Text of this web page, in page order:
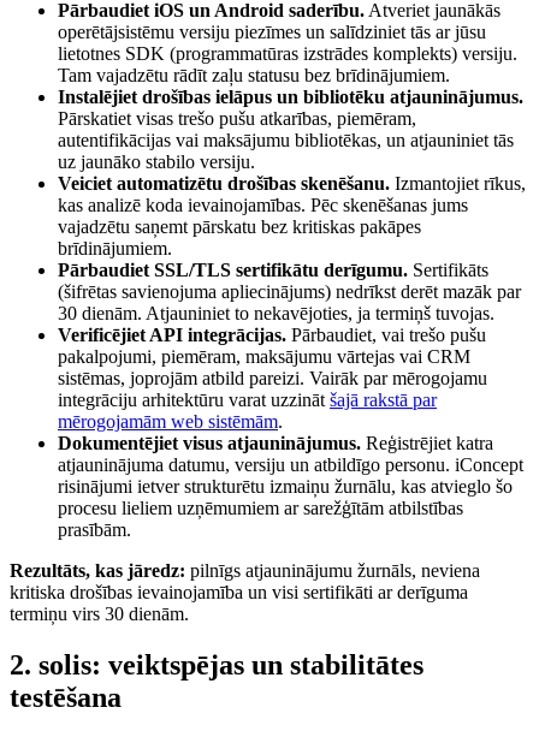
Pārbaudiet iOS un Android saderību.Atveriet jaunākās
operētājsistēmu versiju piezīmes un salīdziniet tās ar jūsu
lietotnes SDK (programmatūras izstrādes komplekts) versiju.
Tam vajadzētu rādīt zaļu statusu bez brīdinājumiem.
Instalējiet drošības ielāpus un bibliotēku atjauninājumus.
Pārskatiet visas trešo pušu atkarības, piemēram,
autentifikācijas vai maksājumu bibliotēkas, un atjauniniet tās
uz jaunāko stabilo versiju.
Veiciet automatizētu drošības skenēšanu. Izmantojiet rīkus,
kas analizē koda ievainojamības. Pēc skenēšanas jums
vajadzētu saņemt pārskatu bez kritiskas pakāpes
brīdinājumiem.
Pārbaudiet SSL/TLS sertifikātu derīgumu. Sertifikāts
(šifrētas savienojuma apliecinājums) nedrīkst derēt mazāk par
30 dienām. Atjauniniet to nekavējoties, ja termiņš tuvojas.
Verificējiet API integrācijas. Pārbaudiet, vai trešo pušu
pakalpojumi, piemēram, maksājumu vārtejas vai CRM
sistēmas, joprojām atbild pareizi. Vairāk par mērogojamu
integrāciju arhitektūru varat uzzinātšajā rakstā par
mērogojamām web sistēmām.
Dokumentējiet visus atjauninājumus. Reģistrējiet katra
atjauninājuma datumu, versiju un atbildīgo personu. iConcept
risinājumi ietver strukturētu izmaiņu žurnālu, kas atvieglo šo
procesu lieliem uzņēmumiem ar sarežģītām atbilstības
prasībām.
Rezultāts, kas jāredz: pilnīgs atjauninājumu žurnāls, neviena
kritiska drošības ievainojamība un visi sertifikāti ar derīguma
termiņu virs 30 dienām.
2. solis: veiktspējas un stabilitātes
testēšana